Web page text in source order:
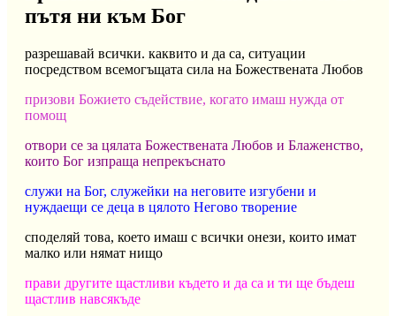
пътя ни към Бог
разрешавай всички. каквито и да са, ситуации
посредством всемогъщата сила на Божествената Любов
призови Божието съдействие, когато имаш нужда от
помощ
отвори се за цялата Божествената Любов и Блаженство,
които Бог изпраща непрекъснато
служи на Бог, служейки на неговите изгубени и
нуждаещи се деца в цялото Негово творение
споделяй това, което имаш с всички онези, които имат
малко или нямат нищо
прави другите щастливи където и да са и ти ще бъдеш
щастлив навсякъде